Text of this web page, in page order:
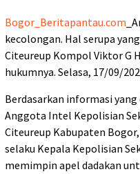
Bogor_Beritapantau.com
kecolongan. Hal serupa
Citeureup Kompol Viktor G
hukumnya. Selasa, 17/09/
Berdasarkan informasi
Anggota Intel Kepolisian
Citeureup Kabupaten Bogor,
selaku Kepala Kepolisian
memimpin apel dadakan